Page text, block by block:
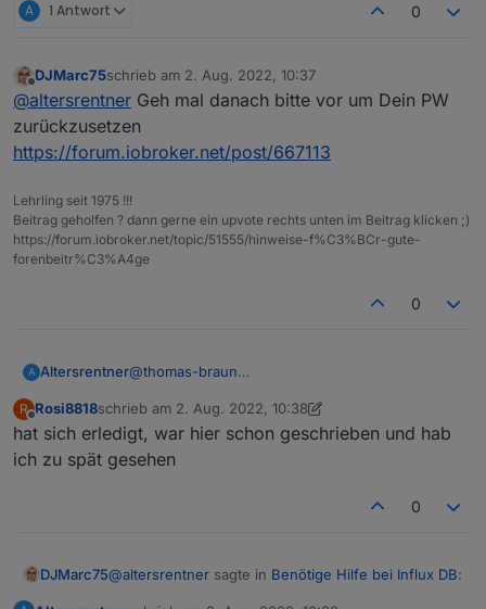
A 1 Antwort 0
Offline
DJMarc75schrieb am 2. Aug. 2022, 10:37
zuletzt editiert von
@altersrentner Geh mal danach bitte vor um Dein PW
zurückzusetzen
https://forum.iobroker.net/post/667113
Lehrling seit 1975 !!!
Beitrag geholfen ? dann gerne ein upvote rechts unten im Beitrag klicken ;)
https://forum.iobroker.net/topic/51555/hinweise-f%C3%BCr-gute-
forenbeitr%C3%A4ge
0
A Altersrentner@thomas-braun
pi@raspberrypiioBroker:~ $ wget -q
pi@raspberrypiioBroker:~ $ echo
influxdb.key: OK
pi@raspberrypiioBroker:~ $ sudo apt
Get:3 http://deb.debian.org/debian
Muss ich jetzt noch Rechte einfügen? Etwa so?
CREATE USER "user" WITH PASSWORD
R
Offline
Rosi8818schrieb am 2. Aug. 2022, 10:38
zuletzt editiert von Rosi88188. Feb. 2022, 12:40
hat sich erledigt, war hier schon geschrieben und hab
ich zu spät gesehen
0
DJMarc75@altersrentner sagte in Benötige Hilfe bei Influx DB: